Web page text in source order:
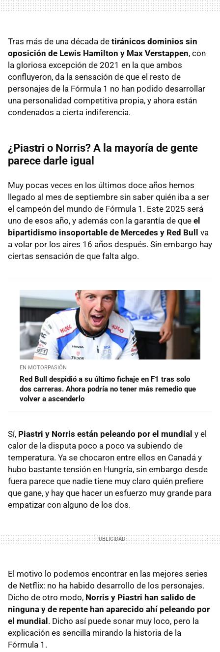
Tras más de una década de tiránicos dominios sin
oposición de Lewis Hamilton y Max Verstappen, con
la gloriosa excepción de 2021 en la que ambos
confluyeron, da la sensación de que el resto de
personajes de la Fórmula 1 no han podido desarrollar
una personalidad competitiva propia, y ahora están
condenados a cierta indiferencia.
¿Piastri o Norris? A la mayoría de gente
parece darle igual
Muy pocas veces en los últimos doce años hemos
llegado al mes de septiembre sin saber quién iba a ser
el campeón del mundo de Fórmula 1. Este 2025 será
uno de esos año, y además con la garantía de que el
bipartidismo insoportable de Mercedes y Red Bull
va
a volar por los aires 16 años después. Sin embargo hay
ciertas sensación de que falta algo.
EN MOTORPASIÓN
Red Bull despidió a su último fichaje en F1 tras solo
dos carreras. Ahora podría no tener más remedio que
volver a ascenderlo
Sí, Piastri y Norris están peleando por el mundial y el
calor de la disputa poco a poco va subiendo de
temperatura. Ya se chocaron entre ellos en Canadá y
hubo bastante tensión en Hungría, sin embargo desde
fuera parece que nadie tiene muy claro quién prefiere
que gane, y hay que hacer un esfuerzo muy grande para
empatizar con alguno de los dos.
El motivo lo podemos encontrar en las mejores series
de Netflix: no ha habido desarrollo de los personajes.
Dicho de otro modo, Norris y Piastri han salido de
ninguna y de repente han aparecido ahí peleando por
el mundial . Dicho así puede sonar muy loco, pero la
explicación es sencilla mirando la historia de la
Fórmula 1.